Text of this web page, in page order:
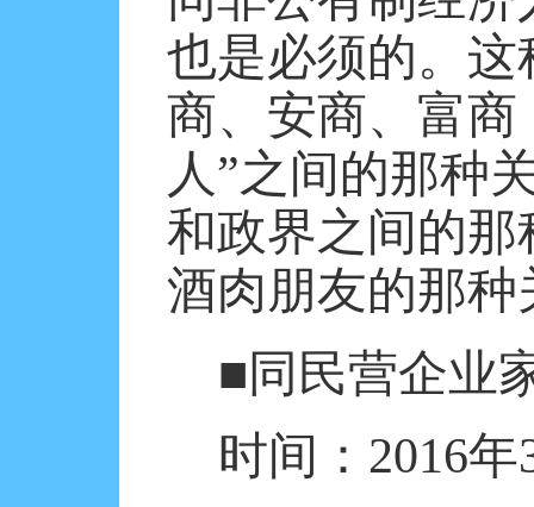
也是必须的。
商、安商、富
人”之间的那种
和政界之间的
酒肉朋友的那种
■同民营企业
时间： 2016年